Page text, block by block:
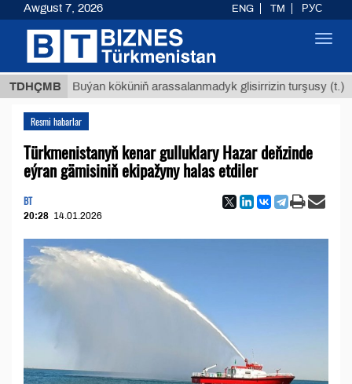
TDHÇMBBuýan köküniň arassalanmadyk glisirrizin turşusy (t.)
Resmi habarlar
Türkmenistanyň kenar gulluklary Hazar deňzinde
eýran gämisiniň ekipažyny halas etdiler
BT
20:28 14.01.2026
Awgust 7, 2026 ENG TM РУС